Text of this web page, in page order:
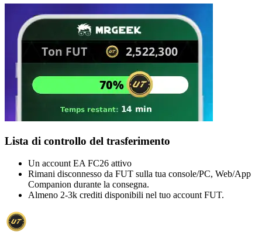
Lista di controllo del trasferimento
Un account EA FC26 attivo
Rimani disconnesso da FUT sulla tua console/PC, Web/App
Companion durante la consegna.
Almeno 2-3k crediti disponibili nel tuo account FUT.